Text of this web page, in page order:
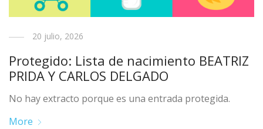
20 julio, 2026
Protegido: Lista de nacimiento BEATRIZ
PRIDA Y CARLOS DELGADO
No hay extracto porque es una entrada protegida.
More